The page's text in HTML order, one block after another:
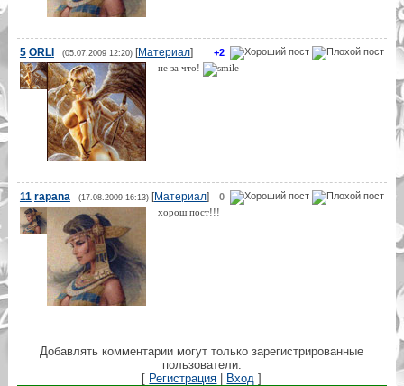
+2
5 ORLI (05.07.2009 12:20)[Материал]
не за что!
0
11 rapana (17.08.2009 16:13)[Материал]
хорош пост!!!
Добавлять комментарии могут только зарегистрированные
пользователи.
[ Регистрация | Вход ]